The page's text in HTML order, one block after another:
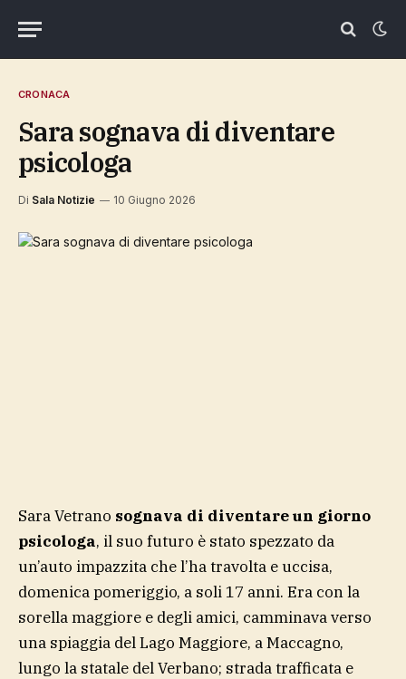
CRONACA
Sara sognava di diventare
psicologa
Di Sala Notizie 10 Giugno 2026
Sara Vetrano sognava di diventare un giorno
psicologa, il suo futuro è stato spezzato da
un’auto impazzita che l’ha travolta e uccisa,
domenica pomeriggio, a soli 17 anni. Era con la
sorella maggiore e degli amici, camminava verso
una spiaggia del Lago Maggiore, a Maccagno,
lungo la statale del Verbano; strada trafficata e